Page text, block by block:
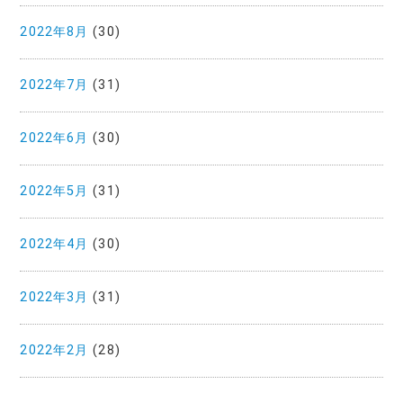
2022年8月 (30)
2022年7月 (31)
2022年6月 (30)
2022年5月 (31)
2022年4月 (30)
2022年3月 (31)
2022年2月 (28)